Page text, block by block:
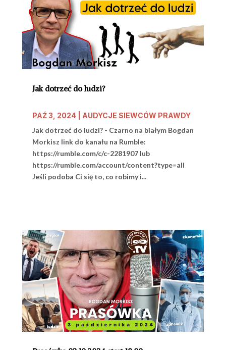
Jak dotrzeć do ludzi?
PAŹ 3, 2024| AUDYCJE SIEWCÓW PRAWDY
Jak dotrzeć do ludzi? - Czarno na białym Bogdan
Morkisz link do kanału na Rumble:
https://rumble.com/c/c-2281907 lub
https://rumble.com/account/content?type=all
Jeśli podoba Ci się to, co robimy i...